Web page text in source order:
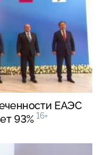
ЕАЭС
93% 16+